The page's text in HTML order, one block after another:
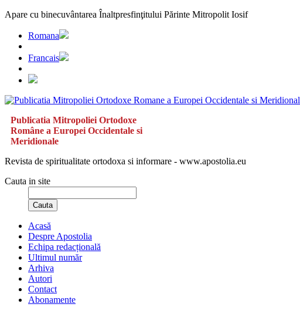
Apare cu binecuvântarea Înaltpresfinţitului Părinte Mitropolit Iosif
Romana
Francais
Publicatia Mitropoliei Ortodoxe
Române a Europei Occidentale si
Meridionale
Revista de spiritualitate ortodoxa si informare - www.apostolia.eu
Cauta in site
Cauta
Acasă
Despre Apostolia
Echipa redacțională
Ultimul număr
Arhiva
Autori
Contact
Abonamente